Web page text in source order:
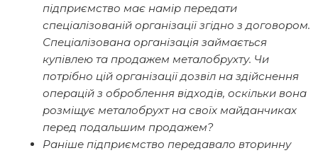
підприємство має намір передати
спеціалізованій організації згідно з договором.
Спеціалізована організація займається
купівлею та продажем металобрухту. Чи
потрібно цій організації дозвіл на здійснення
операцій з оброблення відходів, оскільки вона
розміщує металобрухт на своїх майданчиках
перед подальшим продажем?
Раніше підприємство передавало вторинну